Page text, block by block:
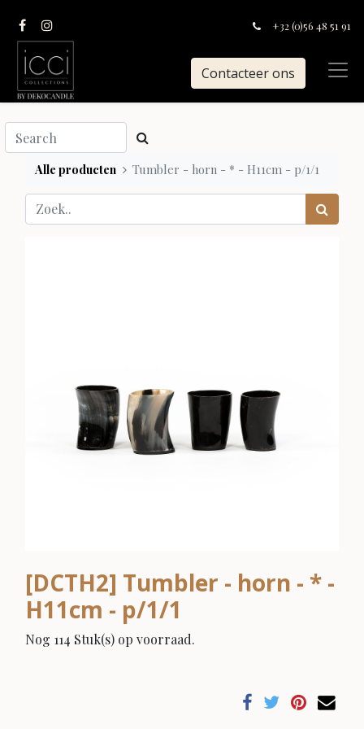
+32 (0)56 48 51 91
Contacteer ons
Alle producten Tumbler - horn - * - H11cm - p/1/1
[DCTH2] Tumbler - horn - * -
H11cm - p/1/1
Nog 114 Stuk(s) op voorraad.